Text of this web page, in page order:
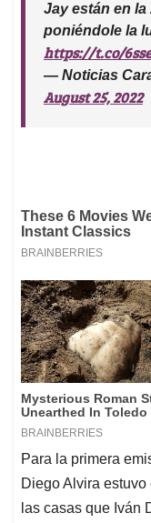
Jay están en la
poniéndole la
https://t.co/
— Noticias
August 25, 2022
Para la primera
Diego Alvira
las casas que Iván